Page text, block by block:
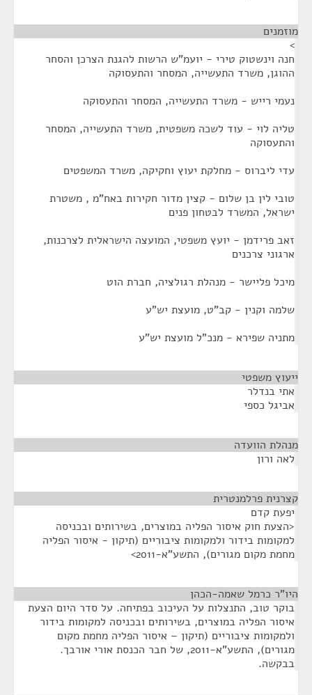
מוזמנים
>
חנה וינשטוק טירי - יועמ"ש הרשות להגנת הצרכן והסחר
ההוגן, משרד התעשייה, המסחר והתעסוקה
נעמי רייש - משרד התעשייה, המסחר והתעסוקה
טליה לוי - עוד לשכה משפטית, משרד התעשייה, המסחר
והתעסוקה
עדי ליברוס - מחלקת יעוץ וחקיקה, משרד המשפטים
טובי לין בן שלום - קצין מדור חקירות באח"מ , משטרת
ישראל, המשרד לבטחון פנים
זאב פרידמן - יועץ משפטי, המועצה הישראלית לצרכנות,
ארגוני צרכנים
מיכל פליישר - מנהלת רגולציה, חברת הוט
שלמה וקנין - קב"ט, מועצת יש"ע
מתניה שפירא - מנכ"ל מועצת יש"ע
ייעוץ משפטי
אתי בנדלר
אביגל כספי
מנהלת הוועדה
לאה ורון
קצרנית פרלמנטרית
יפעת קדם
<הצעת חוק איסור הפליה במוצרים, בשירותים ובכניסה
למקומות בידור ולמקומות ציבוריים (תיקון - איסור הפליה
מחמת מקום מגורים), התשע"א-2011>
היו"ר כרמל שאמה-הכהן
בוקר טוב, התנצלות על העיכוב בפתיחה. על סדר היום הצעת
איסור הפליה במוצרים, בשירותים ובכניסה למקומות בידור
ולמקומות ציבוריים (תיקון – איסור הפליה מחמת מקום
מגורים), התשע"א-2011, של חבר הכנסת אורי אורבך.
בבקשה.